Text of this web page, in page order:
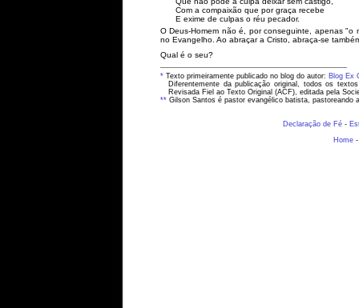
Com a compaixão que por graça recebe
E exime de culpas o réu pecador.
O Deus-Homem não é, por conseguinte, apenas "o
no Evangelho. Ao abraçar a Cristo, abraça-se
Qual é o seu?
* Texto primeiramente publicado no blog do autor: Blog Ex
Diferentemente da publicação original, todos os
Revisada Fiel ao Texto Original (ACF), editada pela
** Gilson Santos é pastor evangélico batista, pastoreando
Declaração de Fé -
Home